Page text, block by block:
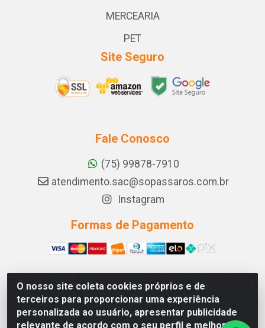
O nosso site coleta cookies próprios e de
terceiros para proporcionar uma experiência
personalizada ao usuário, apresentar publicidade
relevante de acordo com o seu perfil e melhorar a
MERCEARIA
PET
Site Seguro
Fale Conosco
(75) 99878-7910
atendimento.sac@sopassaros.com.br
Instagram
Formas de Pagamento
A PINA DOS SANTOS DELEZZOTTE LTDA - RODOVIA BA
233, 27 - ZONA RURAL, ITABERABA/BA - CEP 46.880-
000 - CNPJ 30.578.948/0001-90